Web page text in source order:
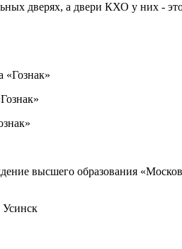
дверях, а двери КХО у них -
«Гознак»
высшего образования